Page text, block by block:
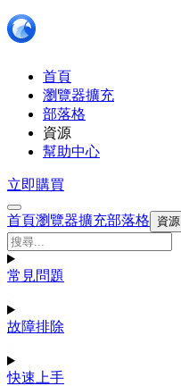
首頁
瀏覽器擴充
部落格
資源
幫助中心
立即購買
首頁瀏覽器擴充部落格 資源
常見問題
故障排除
快速上手